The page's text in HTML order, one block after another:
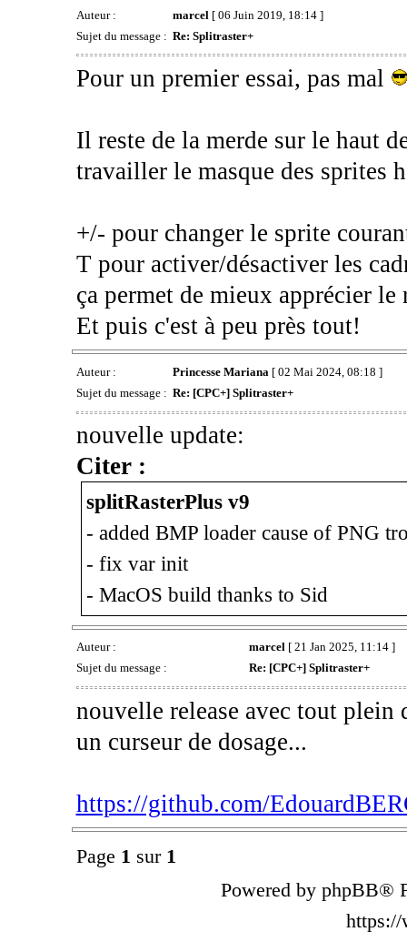
Auteur : marcel [ 06 Juin 2019, 18:14 ]
Sujet du message : Re: Splitraster+
Pour un premier essai, pas mal
Il reste de la merde sur le haut
travailler le masque des sprites
+/- pour changer le sprite
T pour activer/désactiver les
ça permet de mieux apprécier
Et puis c'est à peu près tout!
Auteur : Princesse Mariana [ 02 Mai 2024, 08:18 ]
Sujet du message : Re: [CPC+] Splitraster+
nouvelle update:
Citer :
splitRasterPlus v9
- added BMP loader cause of PNG
- fix var init
- MacOS build thanks to Sid
Auteur : marcel[ 21 Jan 2025, 11:14 ]
Sujet du message :
Re: [CPC+] Splitraster+
nouvelle release avec tout plein
un curseur de dosage...
https://github.com/
Page 1 sur 1
Powered by phpBB®
https://